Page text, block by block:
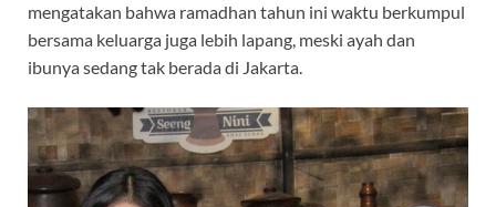
mengatakan bahwa ramadhan tahun ini waktu berkumpul
bersama keluarga juga lebih lapang, meski ayah dan
ibunya sedang tak berada di Jakarta.